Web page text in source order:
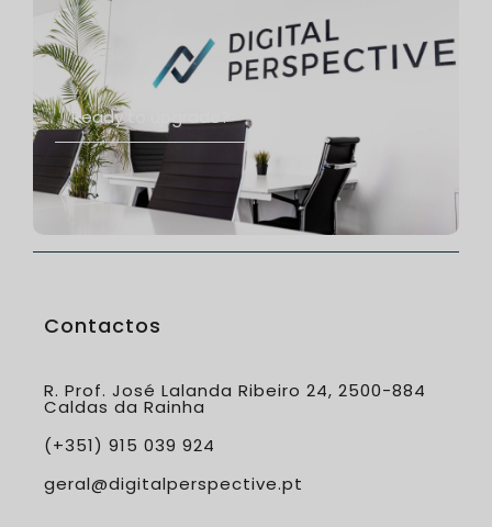
Ready to upgrade?
Contactos
R. Prof. José Lalanda Ribeiro 24, 2500-884
Caldas da Rainha
(+351) 915 039 924
geral@digitalperspective.pt